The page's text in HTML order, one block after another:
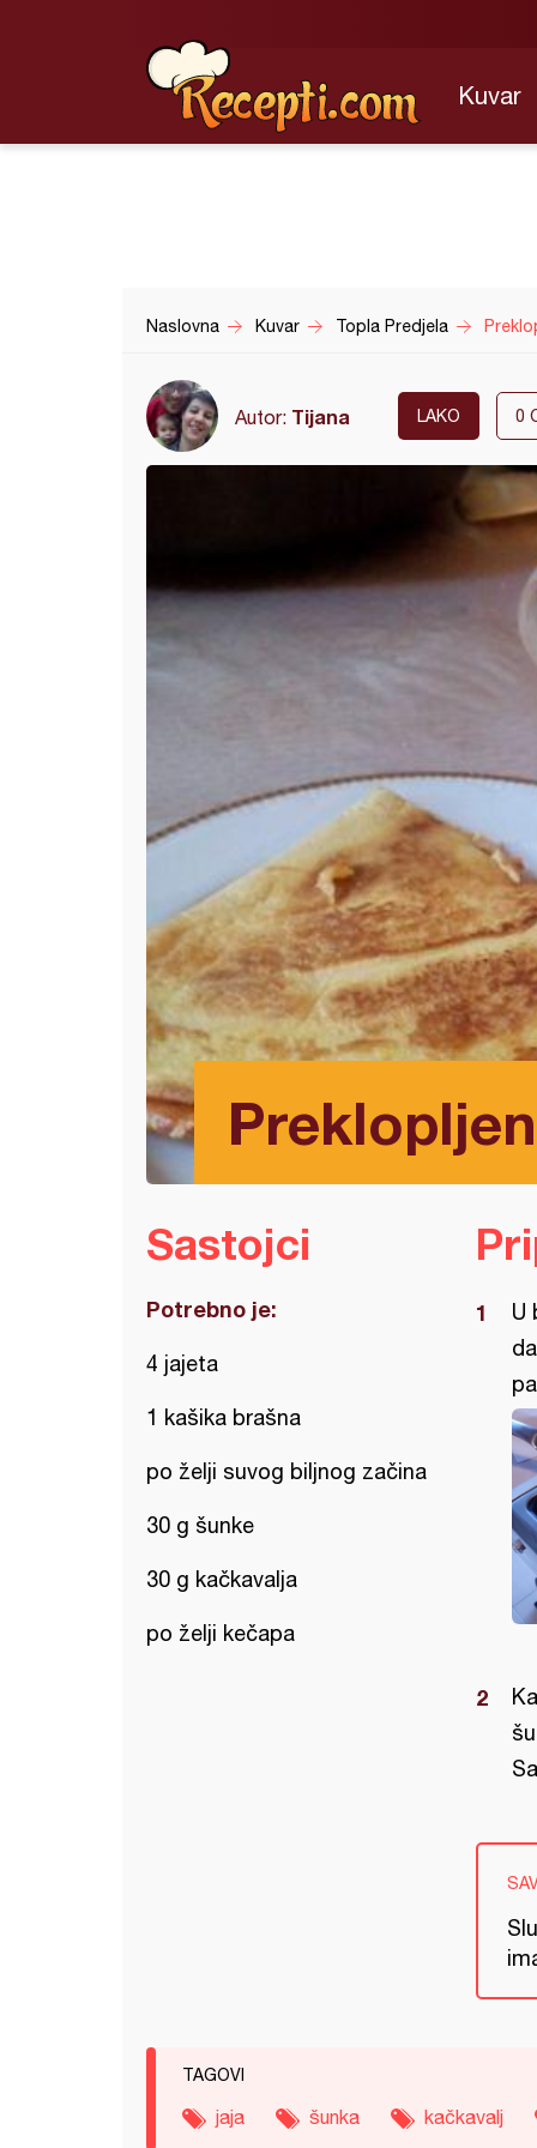
Kuvar
Naslovna Kuvar Topla Predjela
Autor: Tijana LAKO 0
Sastojci
Potrebno je:
4 jajeta
1 kašika brašna
po želji suvog biljnog začina
30 g šunke
30 g kačkavalja
po želji kečapa
U
TAGOVI
jaja šunka kačkavalj